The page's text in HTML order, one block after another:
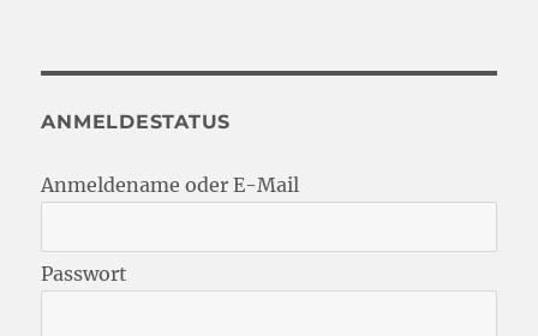
ANMELDESTATUS
Anmeldename oder E-Mail
Passwort